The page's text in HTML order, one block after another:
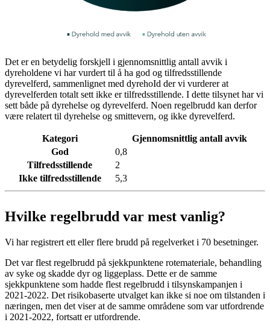
Det er en betydelig forskjell i gjennomsnittlig antall avvik i
dyreholdene vi har vurdert til å ha god og tilfredsstillende
dyrevelferd, sammenlignet med dyrehoId der vi vurderer at
dyrevelferden totalt sett ikke er tilfredsstillende. I dette tilsynet har vi
sett både på dyrehelse og dyrevelferd. Noen regelbrudd kan derfor
være relatert til dyrehelse og smittevern, og ikke dyrevelferd.
Kategori
Gjennomsnittlig antall avvik
God
0,8
Tilfredsstillende
2
Ikke tilfredsstillende
5,3
Hvilke regelbrudd var mest vanlig?
Vi har registrert ett eller flere brudd på regelverket i 70 besetninger.
Det var flest regelbrudd på sjekkpunktene rotemateriale, behandling
av syke og skadde dyr og liggeplass. Dette er de samme
sjekkpunktene som hadde flest regelbrudd i tilsynskampanjen i
2021-2022. Det risikobaserte utvalget kan ikke si noe om tilstanden i
næringen, men det viser at de samme områdene som var utfordrende
i 2021-2022, fortsatt er utfordrende.